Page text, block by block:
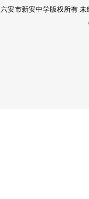
六安市新安中学版权所有